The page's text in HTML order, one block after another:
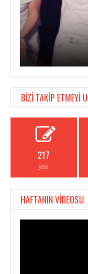
BİZİ TAKİP ETMEYİ
217
yazı
HAFTANIN VİDEOSU